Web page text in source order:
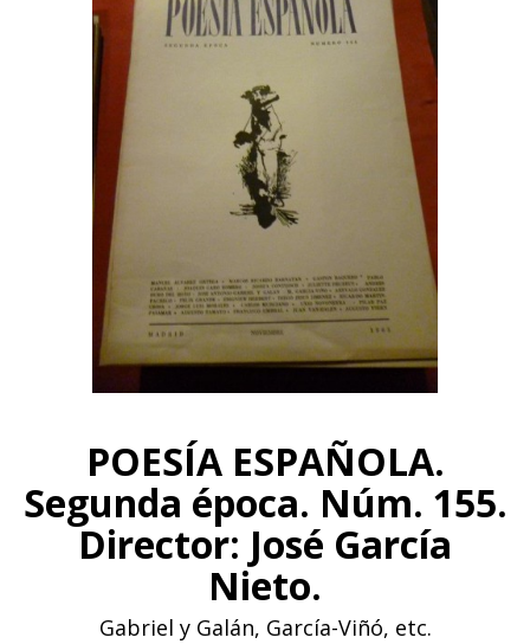
POESÍA ESPAÑOLA.
Segunda época. Núm. 155.
Director: José García
Nieto.
Gabriel y Galán, García-Viñó, etc.